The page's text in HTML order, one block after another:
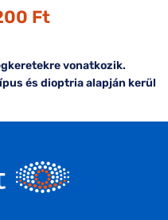
Ft
vonatkozik.
és dioptria alapján kerül